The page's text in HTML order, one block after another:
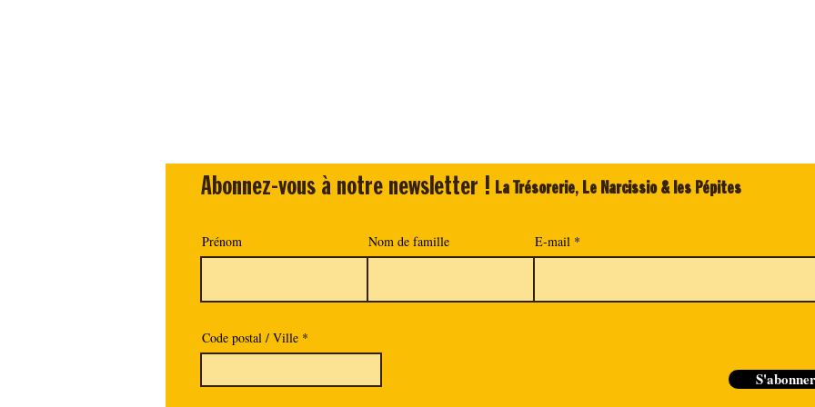
Abonnez-vous à notre newsletter ! La Trésorerie, Le Narcissio & les Pépites
Prénom Nom de famille E-mail
Code postal / Ville
S'abonner